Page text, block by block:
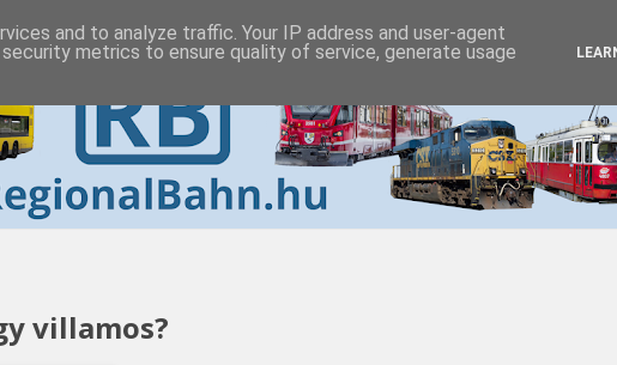
villamos?
and to analyze traffic. Your IP address and user-agent
metrics to ensure quality of service, generate usage